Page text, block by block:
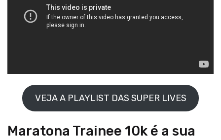
VEJA A PLAYLIST DAS SUPER LIVES
Maratona Trainee 10k é a sua